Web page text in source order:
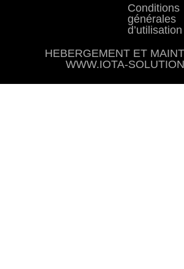
Conditions
générales
d’utilisation
HEBERGEMENT ET
WWW.IOTA-